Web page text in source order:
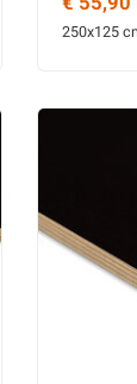
250x125